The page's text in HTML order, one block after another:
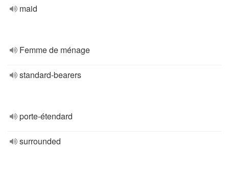
maid
Femme de ménage
standard-bearers
porte-étendard
surrounded